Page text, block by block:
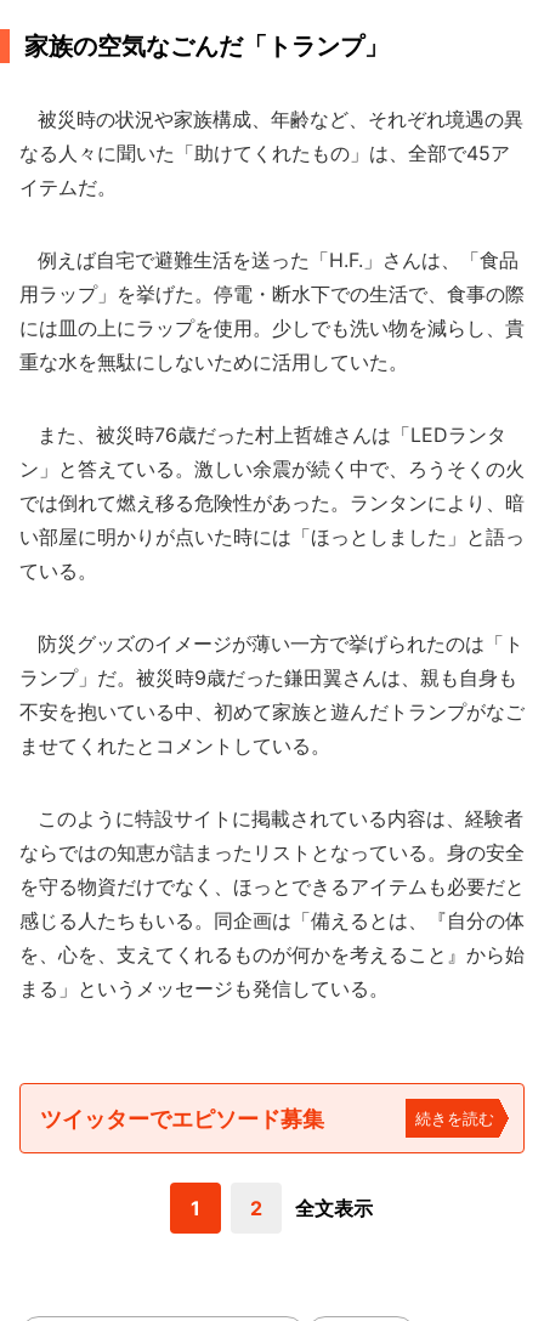
家族の空気なごんだ「トランプ」
被災時の状況や家族構成、年齢など、それぞれ境遇の異
なる人々に聞いた「助けてくれたもの」は、全部で45ア
イテムだ。
例えば自宅で避難生活を送った「H.F.」さんは、「食品
用ラップ」を挙げた。停電・断水下での生活で、食事の際
には皿の上にラップを使用。少しでも洗い物を減らし、貴
重な水を無駄にしないために活用していた。
また、被災時76歳だった村上哲雄さんは「LEDランタ
ン」と答えている。激しい余震が続く中で、ろうそくの火
では倒れて燃え移る危険性があった。ランタンにより、暗
い部屋に明かりが点いた時には「ほっとしました」と語っ
ている。
防災グッズのイメージが薄い一方で挙げられたのは「ト
ランプ」だ。被災時9歳だった鎌田翼さんは、親も自身も
不安を抱いている中、初めて家族と遊んだトランプがなご
ませてくれたとコメントしている。
このように特設サイトに掲載されている内容は、経験者
ならではの知恵が詰まったリストとなっている。身の安全
を守る物資だけでなく、ほっとできるアイテムも必要だと
感じる人たちもいる。同企画は「備えるとは、『自分の体
を、心を、支えてくれるものが何かを考えること』から始
まる」というメッセージも発信している。
ツイッターでエピソード募集 続きを読む
1 2 全文表示